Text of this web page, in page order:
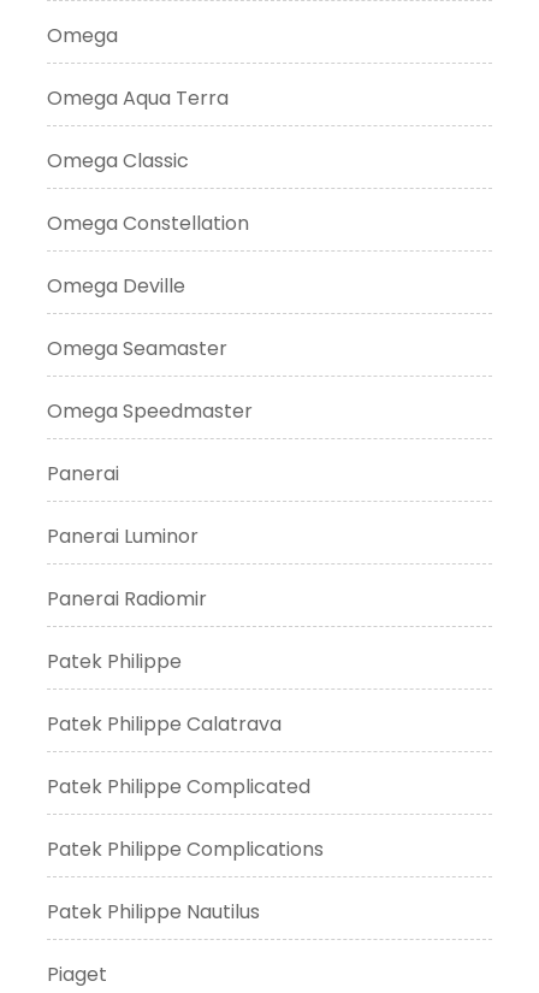
Omega
Omega Aqua Terra
Omega Classic
Omega Constellation
Omega Deville
Omega Seamaster
Omega Speedmaster
Panerai
Panerai Luminor
Panerai Radiomir
Patek Philippe
Patek Philippe Calatrava
Patek Philippe Complicated
Patek Philippe Complications
Patek Philippe Nautilus
Piaget